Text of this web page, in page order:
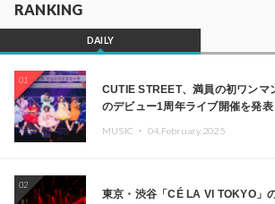
RANKING
DAILY
01
CUTIE STREET、満員の初ワンマ
のデビュー1周年ライブ開催を発表
MUSIC ・ 04.February.2025
02
東京・渋谷「CÉ LA VI TOKYO」